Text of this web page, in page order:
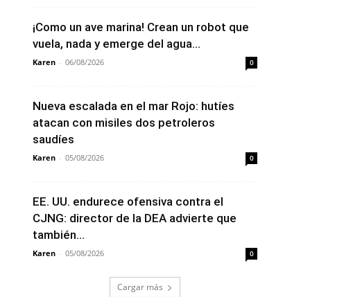
¡Como un ave marina! Crean un robot que
vuela, nada y emerge del agua...
Karen - 06/08/2026 0
Nueva escalada en el mar Rojo: hutíes
atacan con misiles dos petroleros
saudíes
Karen - 05/08/2026 0
EE. UU. endurece ofensiva contra el
CJNG: director de la DEA advierte que
también...
Karen - 05/08/2026 0
Cargar más